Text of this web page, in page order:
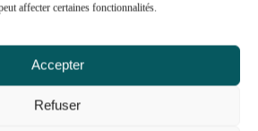
affecter certaines fonctionnalités.
Accepter
Refuser